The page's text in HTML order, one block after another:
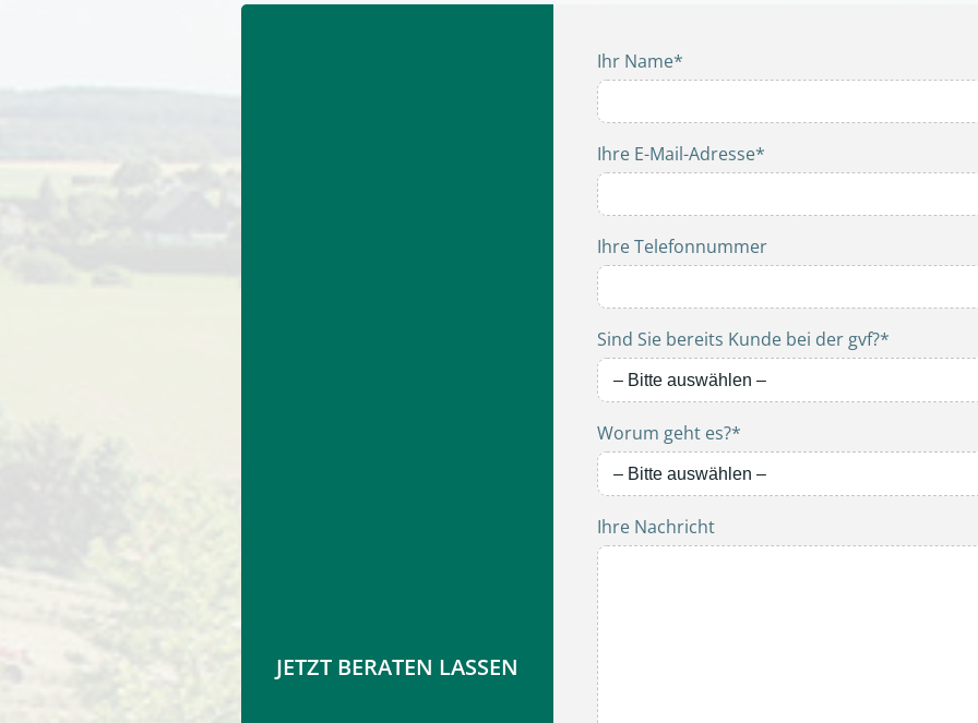
JETZT BERATEN LASSEN
Ihr Name*
Ihre E-Mail-Adresse*
Ihre Telefonnummer
Sind Sie bereits Kunde bei der gvf?*
Worum geht es?*
Ihre Nachricht